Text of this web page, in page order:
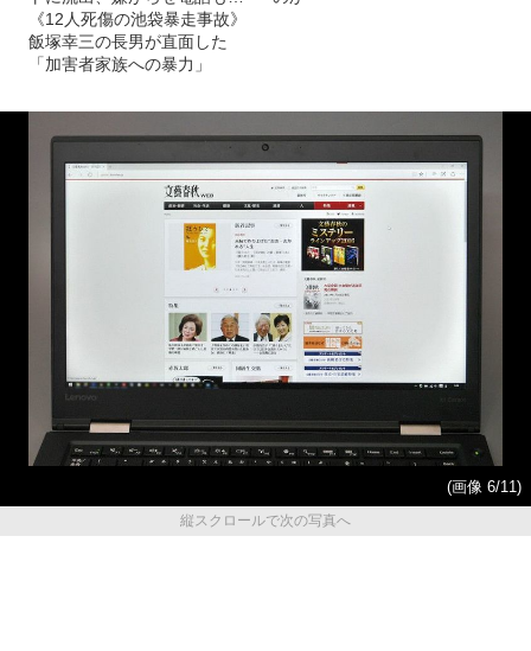
《12人死傷の池袋暴走事故》
飯塚幸三の長男が直面した
「加害者家族への暴力」
(画像 6/11)
縦スクロールで次の写真へ